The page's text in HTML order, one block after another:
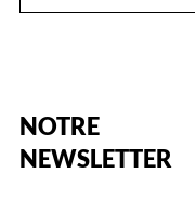
NOTRE
NEWSLETTER
Name
(Ce
champ
est
obligatoire)